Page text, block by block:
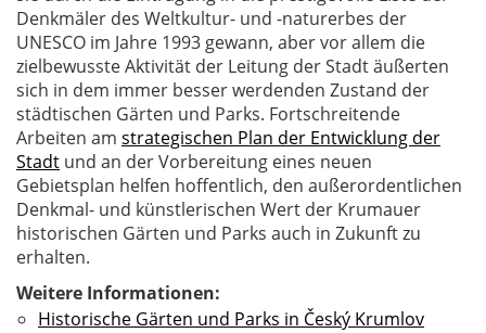
Denkmäler des Weltkultur- und -naturerbes der
UNESCO im Jahre 1993 gewann, aber vor allem die
zielbewusste Aktivität der Leitung der Stadt äußerten
sich in dem immer besser werdenden Zustand der
städtischen Gärten und Parks. Fortschreitende
Arbeiten am strategischen Plan der Entwicklung der
Stadt und an der Vorbereitung eines neuen
Gebietsplan helfen hoffentlich, den außerordentlichen
Denkmal- und künstlerischen Wert der Krumauer
historischen Gärten und Parks auch in Zukunft zu
erhalten.
Weitere Informationen:
Historische Gärten und Parks in Český Krumlov